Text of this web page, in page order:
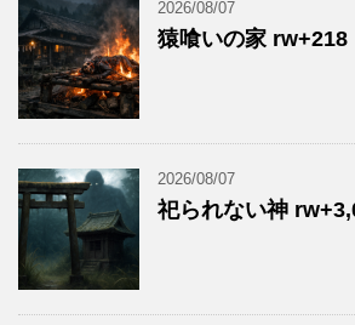
2026/08/07
猿喰いの家 rw+218
2026/08/07
祀られない神